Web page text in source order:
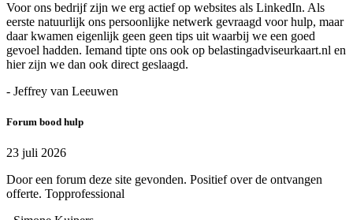
Voor ons bedrijf zijn we erg actief op websites als LinkedIn. Als
eerste natuurlijk ons persoonlijke netwerk gevraagd voor hulp, maar
daar kwamen eigenlijk geen geen tips uit waarbij we een goed
gevoel hadden. Iemand tipte ons ook op belastingadviseurkaart.nl en
hier zijn we dan ook direct geslaagd.
- Jeffrey van Leeuwen
Forum bood hulp
23 juli 2026
Door een forum deze site gevonden. Positief over de ontvangen
offerte. Topprofessional